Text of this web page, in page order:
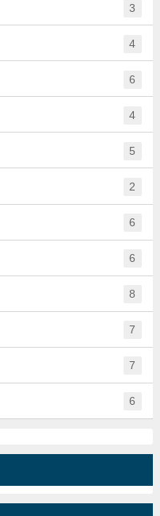
3
4
6
4
5
2
6
6
8
7
7
6